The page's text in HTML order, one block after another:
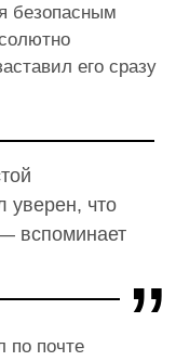
безопасным
его сразу
уверен, что
вспоминает
по почте